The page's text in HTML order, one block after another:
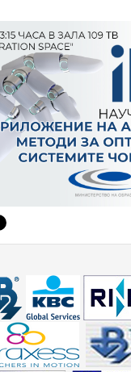
на ТУ-Варна
ЕПОС
институт
парк